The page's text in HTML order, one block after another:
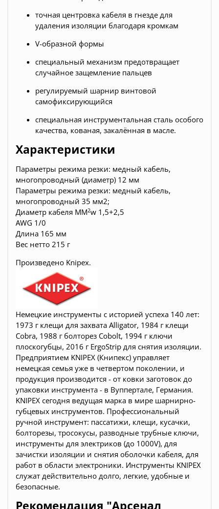
точная центровка кабеля в гнезде для
удаления изоляции благодаря кромкам
V-образной формы
специальный механизм предотвращает
случайное защемление пальцев
регулируемый шарнир винтовой
самофиксирующийся
специальная инструментальная сталь особого
качества, кованая, закалённая в масле.
Характеристики
Параметры режима резки: медный кабель,
многопроводный (диаметр) 12 мм
Параметры режима резки: медный кабель,
многопроводный 35 мм2;
Диаметр кабеля MM2w 1,5+2,5
AWG 1/0
Длина 165 мм
Вес нетто 215 г
Произведено Knipex.
Немецкие инструменты c историей успеха 140 лет:
1973 г клещи для захвата Alligator, 1984 г клещи
Cobra, 1988 г болторез Cobolt, 1994 г ключи
плоскогубцы, 2016 г ErgoStrip для снятия изоляции.
Предприятием KNIPEX (Книпекс) управляет
немецкая семья уже в четвертом поколении, и
продукция производится - от ковки заготовок до
упаковки инструмента - в Вуппертале, Германия.
KNIPEX сегодня ведущая марка в мире шарнирно-
губцевых инструментов. Профессиональный
ручной инструмент: пассатижи, клещи, кусачки,
болторезы, тросокусы, разводные трубные ключи,
инструменты для электриков (до 1000V), для
зачистки изоляции и снятия оболочки кабеля, для
работ в области электроники. Инструменты KNIPEX
служат действительно долго, легкие, удобные и
безопасные.
Рекомендация "Арсенал